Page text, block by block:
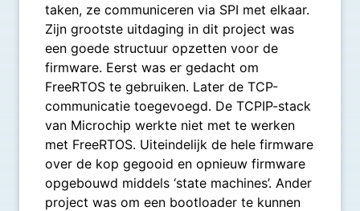
taken, ze communiceren via SPI met elkaar.
Zijn grootste uitdaging in dit project was
een goede structuur opzetten voor de
firmware. Eerst was er gedacht om
FreeRTOS te gebruiken. Later de TCP-
communicatie toegevoegd. De TCPIP-stack
van Microchip werkte niet met te werken
met FreeRTOS. Uiteindelijk de hele firmware
over de kop gegooid en opnieuw firmware
opgebouwd middels ‘state machines’. Ander
project was om een bootloader te kunnen